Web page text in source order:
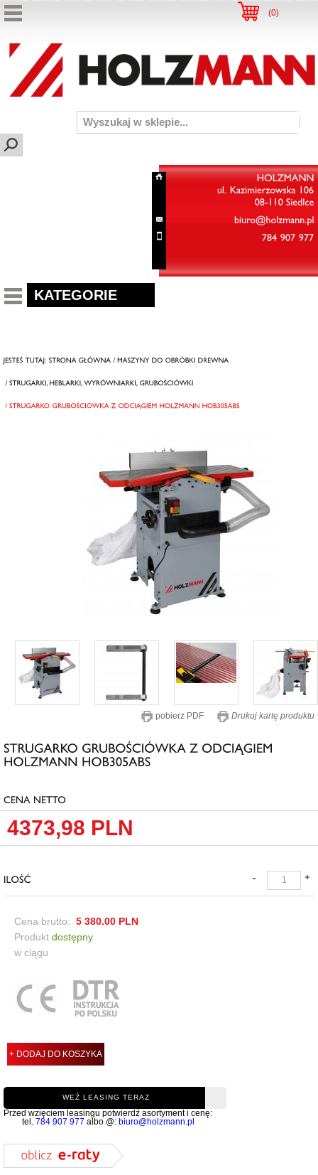
(0)
HOLZMANN
Kazimierzowska 106
biuro@holzmann.pl
KATEGORIE
pobierz PDF Drukuj kartę produktu
4373,98 PLN
Cena brutto: 5 380.00 PLN
Produkt dostępny
w ciągu
+ DODAJ DO KOSZYKA
WEŹ LEASING TERAZ
Przed wzięciem leasingu potwierdź asortyment i cenę:
tel. 784 907 977 albo @: biuro@holzmann.pl